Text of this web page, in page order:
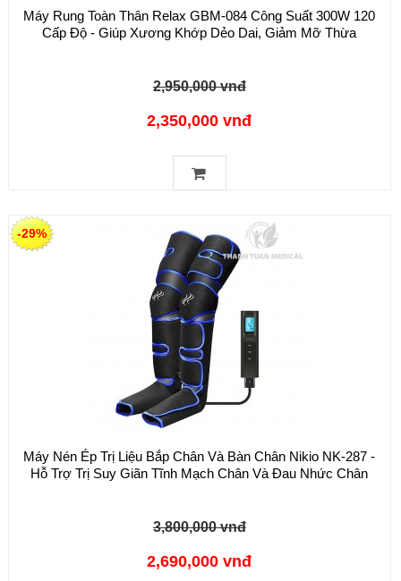
Máy Rung Toàn Thân Relax GBM-084 Công Suất 300W 120
Cấp Độ - Giúp Xương Khớp Dẻo Dai, Giảm Mỡ Thừa
2,950,000 vnđ
2,350,000 vnđ
Máy Nén Ép Trị Liệu Bắp Chân Và Bàn Chân Nikio NK-287 -
Hỗ Trợ Trị Suy Giãn Tĩnh Mạch Chân Và Đau Nhức Chân
3,800,000 vnđ
2,690,000 vnđ
-29%